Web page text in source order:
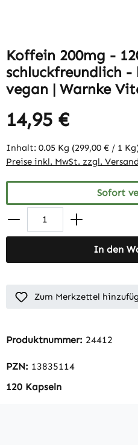
Koffein 200mg -
schluckfreundlich
vegan | Warnke
14,95 €
Inhalt: 0.05 Kg (299,00 € / 1
Preise inkl. MwSt. zzgl.
Sofort
In den
Zum Merkzettel
Produktnummer: 24412
PZN: 13835114
120 Kapseln